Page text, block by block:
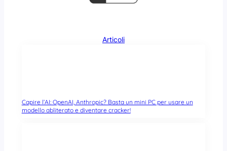
Articoli
Capire l’AI: OpenAI, Anthropic? Basta un mini PC per usare un
modello abliterato e diventare cracker!